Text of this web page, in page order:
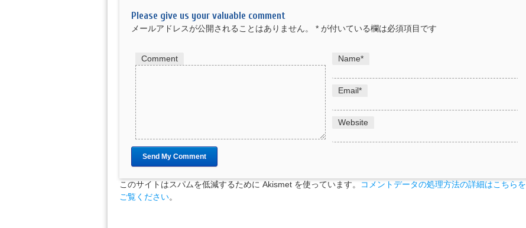
Please give us your valuable comment
メールアドレスが公開されることはありません。 * が付いている欄は必須項目です
Comment Name*
Email*
Website
このサイトはスパムを低減するために Akismet を使っています。
コメントデータの処理方法の詳細はこちらを
ご覧ください。